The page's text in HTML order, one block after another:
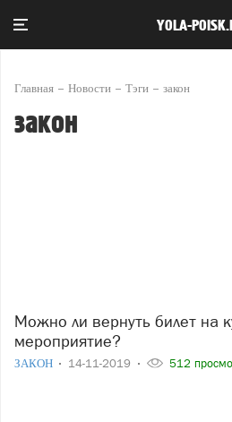
YOLA-
Главная Новости Тэги закон
закон
Можно ли вернуть билет на культурное
мероприятие?
ЗАКОН 14-11-2019 512